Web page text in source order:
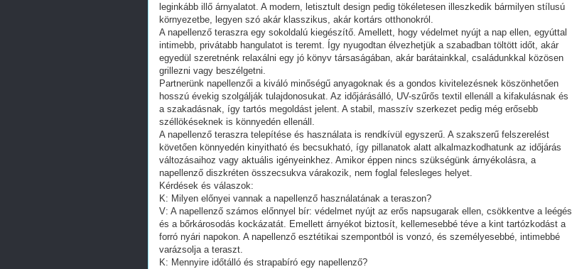
leginkább illő árnyalatot. A modern, letisztult design pedig tökéletesen illeszkedik bármilyen stílusú
környezetbe, legyen szó akár klasszikus, akár kortárs otthonokról.
A napellenző teraszra egy sokoldalú kiegészítő. Amellett, hogy védelmet nyújt a nap ellen, egyúttal
intimebb, privátabb hangulatot is teremt. Így nyugodtan élvezhetjük a szabadban töltött időt, akár
egyedül szeretnénk relaxálni egy jó könyv társaságában, akár barátainkkal, családunkkal közösen
grillezni vagy beszélgetni.
Partnerünk napellenzői a kiváló minőségű anyagoknak és a gondos kivitelezésnek köszönhetően
hosszú évekig szolgálják tulajdonosukat. Az időjárásálló, UV-szűrős textil ellenáll a kifakulásnak és
a szakadásnak, így tartós megoldást jelent. A stabil, masszív szerkezet pedig még erősebb
széllökéseknek is könnyedén ellenáll.
A napellenző teraszra telepítése és használata is rendkívül egyszerű. A szakszerű felszerelést
követően könnyedén kinyitható és becsukható, így pillanatok alatt alkalmazkodhatunk az időjárás
változásaihoz vagy aktuális igényeinkhez. Amikor éppen nincs szükségünk árnyékolásra, a
napellenző diszkréten összecsukva várakozik, nem foglal felesleges helyet.
Kérdések és válaszok:
K: Milyen előnyei vannak a napellenző használatának a teraszon?
V: A napellenző számos előnnyel bír: védelmet nyújt az erős napsugarak ellen, csökkentve a leégés
és a bőrkárosodás kockázatát. Emellett árnyékot biztosít, kellemesebbé téve a kint tartózkodást a
forró nyári napokon. A napellenző esztétikai szempontból is vonzó, és személyesebbé, intimebbé
varázsolja a teraszt.
K: Mennyire időtálló és strapabíró egy napellenző?